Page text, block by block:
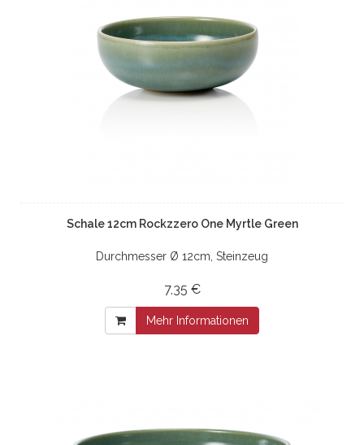
Schale 12cm Rockzzero One Myrtle Green
Durchmesser Ø 12cm, Steinzeug
7,35 €
Mehr Informationen